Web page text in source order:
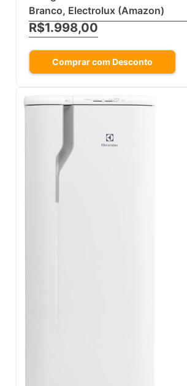
Branco, Electrolux (Amazon)
R$1.998,00
Comprar com Desconto